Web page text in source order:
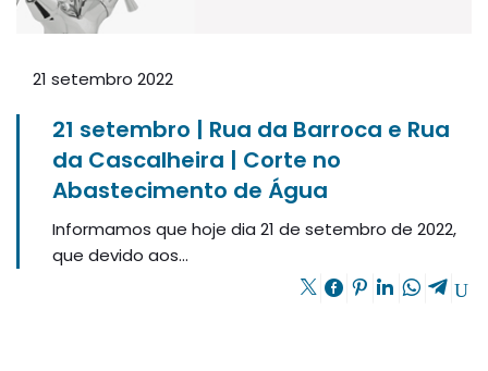
21 setembro 2022
21 setembro | Rua da Barroca e Rua
da Cascalheira | Corte no
Abastecimento de Água
Informamos que hoje dia 21 de setembro de 2022,
que devido aos...